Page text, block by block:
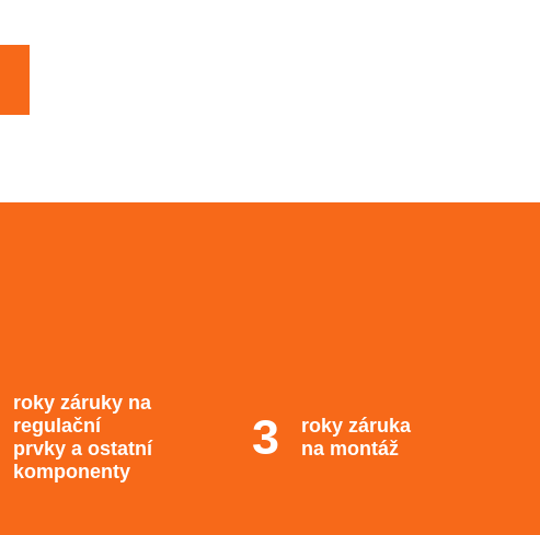
roky záruky na
regulační
prvky a ostatní
komponenty
roky záruka
na montáž